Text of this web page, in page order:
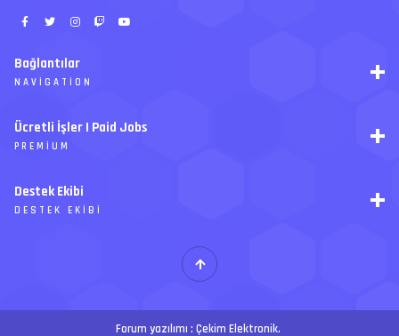
Bağlantılar
NAVIGATION
Arşiv
Ajanda
Forum Yönetimi
Forumları Okundu Kabul Et
Ücretli İşler | Paid Jobs
PREMIUM
Paketler
Özel tema
Destek Ekibi
DESTEK EKIBI
İ
T H
Forum yazılımı : Çekim Elektronik.